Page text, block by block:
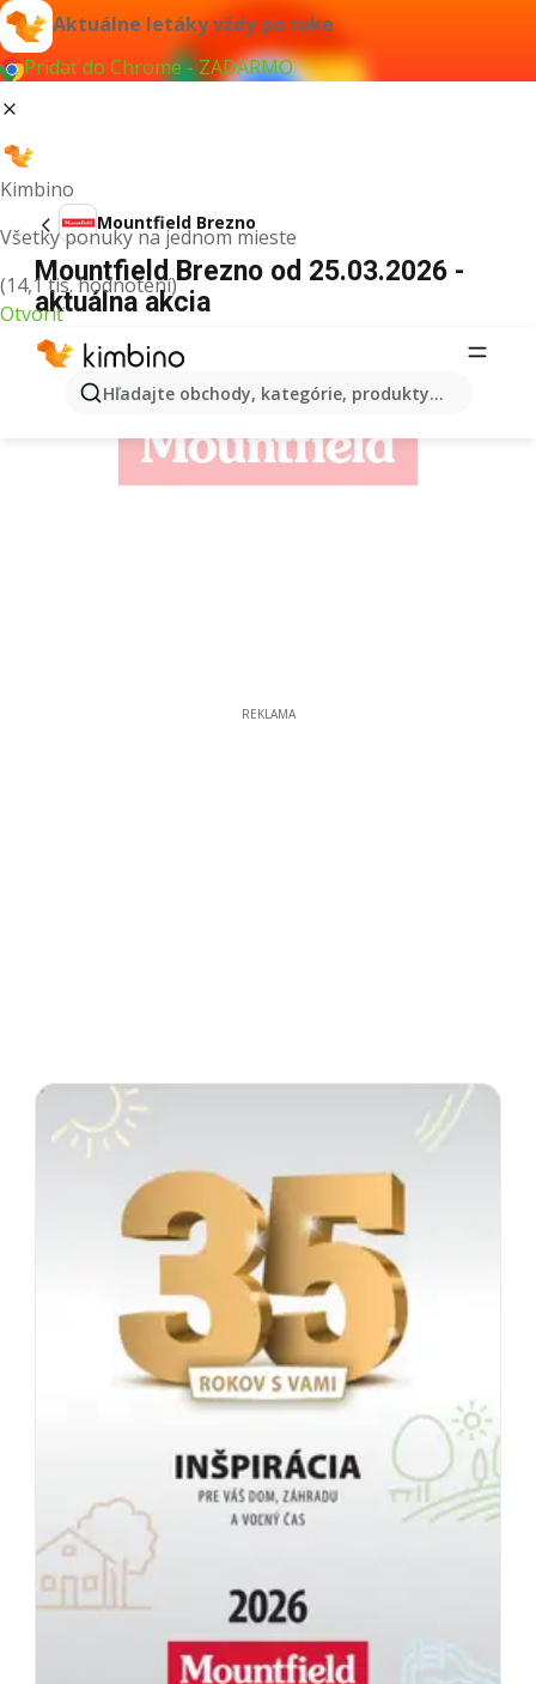
Aktuálne letáky vždy po ruke
Pridať do Chrome - ZADARMO
Kimbino
Všetky ponuky na jednom mieste
(14,1 tis. hodnotení)
Otvoriť
Hľadajte obchody, kategórie, produkty...
Mountfield Brezno
Mountfield Brezno od 25.03.2026 -
aktuálna akcia
REKLAMA